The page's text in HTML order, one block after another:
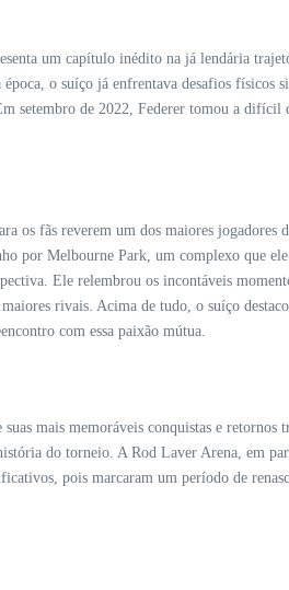
um capítulo inédito na já lendária
o suíço já enfrentava desafios físicos
de 2022, Federer tomou a difícil
fãs reverem um dos maiores jogadores
por Melbourne Park, um complexo que
Ele relembrou os incontáveis
rivais. Acima de tudo, o suíço
com essa paixão mútua.
mais memoráveis conquistas e
do torneio. A Rod Laver Arena, em
pois marcaram um período de